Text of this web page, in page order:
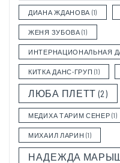
ДИАНА ЖДАНОВА (1)
ЖЕНЯ ЗУБОВА (1)
ИНТЕРНАЦИОНАЛЬНАЯ
КИТКА ДАНС-ГРУП (1)
ЛЮБА ПЛЕТТ (2)
МЕДИХА ТАРИМ СЕНЕР (1)
МИХАИЛ ЛАРИН (1)
НАДЕЖДА